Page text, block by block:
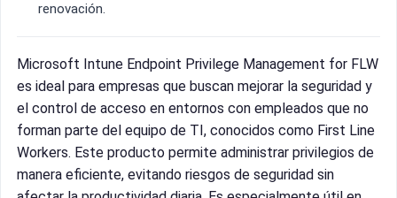
renovación.
Microsoft Intune Endpoint Privilege Management for FLW
es ideal para empresas que buscan mejorar la seguridad y
el control de acceso en entornos con empleados que no
forman parte del equipo de TI, conocidos como First Line
Workers. Este producto permite administrar privilegios de
manera eficiente, evitando riesgos de seguridad sin